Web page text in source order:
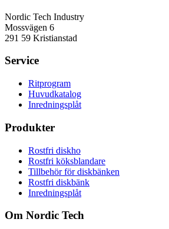
Nordic Tech Industry
Mossvägen 6
291 59 Kristianstad
Service
Ritprogram
Huvudkatalog
Inredningsplåt
Produkter
Rostfri diskho
Rostfri köksblandare
Tillbehör för diskbänken
Rostfri diskbänk
Inredningsplåt
Om Nordic Tech